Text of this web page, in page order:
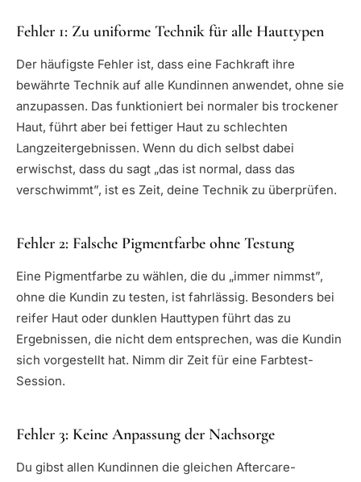
Fehler 1: Zu uniforme Technik für alle Hauttypen
Der häufigste Fehler ist, dass eine Fachkraft ihre
bewährte Technik auf alle Kundinnen anwendet, ohne sie
anzupassen. Das funktioniert bei normaler bis trockener
Haut, führt aber bei fettiger Haut zu schlechten
Langzeitergebnissen. Wenn du dich selbst dabei
erwischst, dass du sagt „das ist normal, dass das
verschwimmt”, ist es Zeit, deine Technik zu überprüfen.
Fehler 2: Falsche Pigmentfarbe ohne Testung
Eine Pigmentfarbe zu wählen, die du „immer nimmst”,
ohne die Kundin zu testen, ist fahrlässig. Besonders bei
reifer Haut oder dunklen Hauttypen führt das zu
Ergebnissen, die nicht dem entsprechen, was die Kundin
sich vorgestellt hat. Nimm dir Zeit für eine Farbtest-
Session.
Fehler 3: Keine Anpassung der Nachsorge
Du gibst allen Kundinnen die gleichen Aftercare-